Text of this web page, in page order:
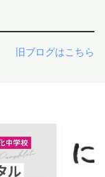
旧ブログはこちら